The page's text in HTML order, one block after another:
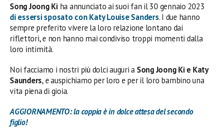
Song Joong Kiha annunciato ai suoi fan il 30 gennaio 2023
di essersi sposato conKaty Louise Sanders. I due hanno
sempre preferito vivere la loro relazione lontano dai
riflettori, e non hanno mai condiviso troppi momenti dalla
loro intimità.
Noi facciamo i nostri più dolci auguri a Song Joong Ki e Katy
Saunders, e auspichiamo per loro e per il loro bambino una
vita piena di gioia.
AGGIORNAMENTO: la coppia è in dolce attesa del secondo
figlio!